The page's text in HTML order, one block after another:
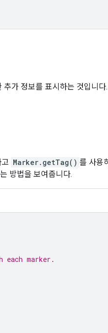
추가 정보를 표시하는 것입니다.
Marker.getTag() 를 사용
방법을 보여줍니다.
marker.